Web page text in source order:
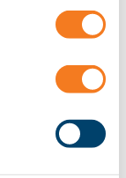
maatwerk mogelijk
Telecom & ICT
PC
vanaf uw
wanneer u zich